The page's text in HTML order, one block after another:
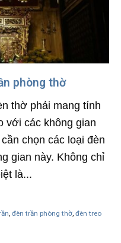
phòng thờ
thờ phải mang tính
với các không gian
chọn các loại đèn
gian này. Không chỉ
là...
, đèn trần phòng thờ, đèn treo